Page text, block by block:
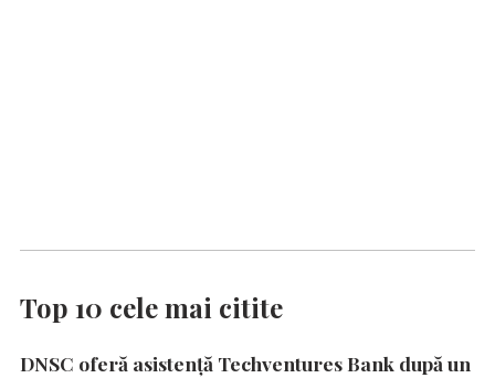
Top 10 cele mai citite
DNSC oferă asistență Techventures Bank după un